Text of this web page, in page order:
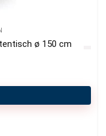
ø 150 cm